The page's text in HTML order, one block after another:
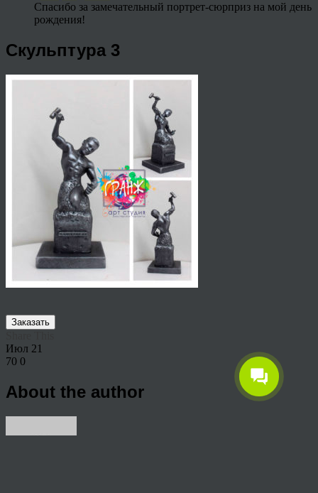
Спасибо за замечательный портрет-сюрприз на мой день
рождения!
Скульптура 3
Заказать
Июл 21
70 0
About the author